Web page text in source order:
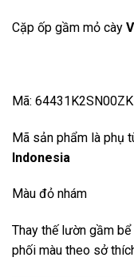
Cặp ốp gầm mỏ cày
Mã: 64431K2SN00ZK
Mã sản phẩm là phụ
Indonesia
Màu đỏ nhám
Thay thế lườn gầm
phối màu theo sở